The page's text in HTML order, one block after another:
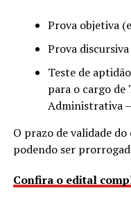
Prova objetiva
Prova
Teste de
para o cargo de
Administrativa
O prazo de validade
podendo ser
Confira o edital